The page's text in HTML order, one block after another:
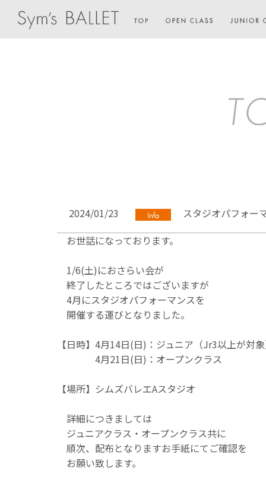
2024/01/23
スタジオパフォー
お世話になっております。
1/6(土)におさらい会が
終了したところではございますが
4月にスタジオパフォーマンスを
開催する運びとなりました。
【日時】4月14日(日)：ジュニア（Jr3以上が対
4月21日(日)：オープンクラス
【場所】シムズバレエAスタジオ
詳細につきましては
ジュニアクラス・オープンクラス共に
順次、配布となりますお手紙にてご確認を
お願い致します。